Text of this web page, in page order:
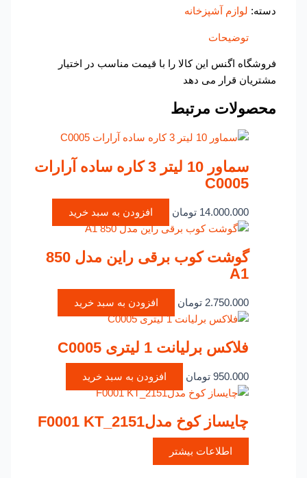
لوازم آشپزخانه
توضیحات
فروشگاه اگنس این کالا را با قیمت مناسب در اختیار
مشتریان قرار می دهد
محصولات مرتبط
سماور 10 لیتر 3 کاره ساده آرارات
C0005
14.000.000 تومان افزودن به سبد خرید
گوشت کوب برقی راین مدل 850
2.750.000 تومان افزودن به سبد خرید
فلاکس برلیانت 1 لیتری C0005
950.000 تومان افزودن به سبد خرید
چایساز کوخ مدلF0001 KT_2151
اطلاعات بیشتر